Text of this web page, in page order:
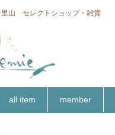
里山 セレクトショップ・雑貨
all item member